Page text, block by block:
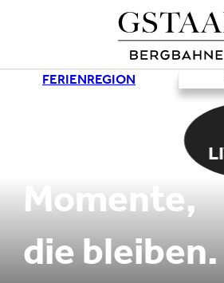
FERIENREGION
Momente,
die bleiben.